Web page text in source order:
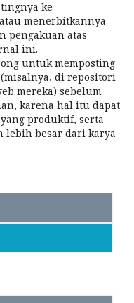
ke
menerbitkannya
pengakuan atas
ini.
untuk memposting
di repositori
mereka) sebelum
karena hal itu dapat
produktif, serta
lebih besar dari karya